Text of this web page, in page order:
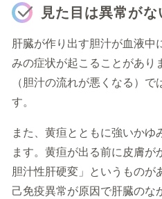
見た目は異常が
肝臓が作り出す胆汁が血液中
みの症状が起こることがあり
（胆汁の流れが悪くなる）
す。
また、黄疸とともに強いかゆ
ます。黄疸が出る前に皮膚が
胆汁性肝硬変」というものが
己免疫異常が原因で肝臓のな